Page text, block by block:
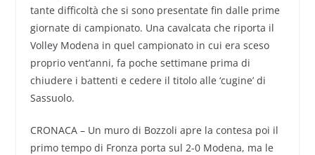
tante difficoltà che si sono presentate fin dalle prime
giornate di campionato. Una cavalcata che riporta il
Volley Modena in quel campionato in cui era sceso
proprio vent’anni, fa poche settimane prima di
chiudere i battenti e cedere il titolo alle ‘cugine’ di
Sassuolo.
CRONACA – Un muro di Bozzoli apre la contesa poi il
primo tempo di Fronza porta sul 2-0 Modena, ma le